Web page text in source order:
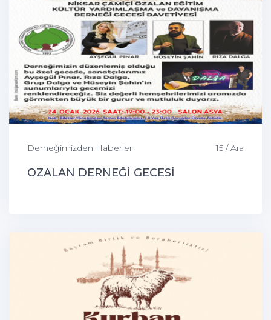
Derneğimizden Haberler 15 / Ara
ÖZALAN DERNEĞİ GECESİ